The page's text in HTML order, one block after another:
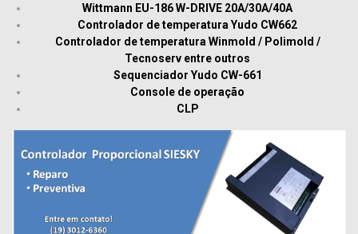
Wittmann EU-186 W-DRIVE 20A/30A/40A
Controlador de temperatura Yudo CW662
Controlador de temperatura Winmold / Polimold /
Tecnoserv entre outros
Sequenciador Yudo CW-661
Console de operação
CLP